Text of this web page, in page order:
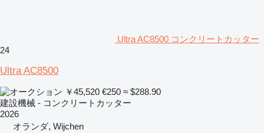
Ultra AC8500 コンクリートカッター
24
Ultra AC8500
￥45,520 €250 ≈ $288.90
建設機械 - コンクリートカッター
2026
オランダ, Wijchen